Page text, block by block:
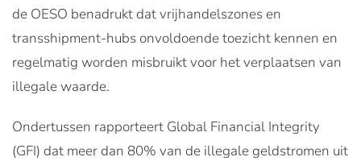
de OESO benadrukt dat vrijhandelszones en
transshipment-hubs onvoldoende toezicht kennen en
regelmatig worden misbruikt voor het verplaatsen van
illegale waarde.
Ondertussen rapporteert Global Financial Integrity
(GFI) dat meer dan 80% van de illegale geldstromen uit